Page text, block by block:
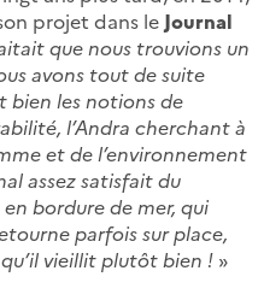
projet dans le Journal
que nous trouvions un
avons tout de suite
bien les notions de
l’Andra cherchant à
et de l’environnement
assez satisfait du
bordure de mer, qui
parfois sur place,
vieillit plutôt bien ! »